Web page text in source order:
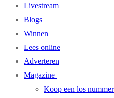
Livestream
Blogs
Winnen
Lees online
Adverteren
Magazine
Koop een los nummer